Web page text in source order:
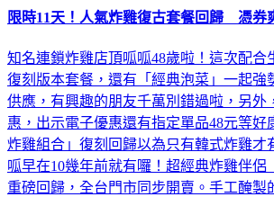
限時11天！人氣炸雞復古套餐回歸 憑券
知名連鎖炸雞店頂呱呱48歲啦！這次配合
復刻版本套餐，還有「經典泡菜」一起強
供應，有興趣的朋友千萬別錯過啦，另外
惠，出示電子優惠還有指定單品48元等好
炸雞組合」復刻回歸以為只有韓式炸雞才
呱早在10幾年前就有囉！超經典炸雞伴侶
重磅回歸，全台門市同步開賣。手工醃製